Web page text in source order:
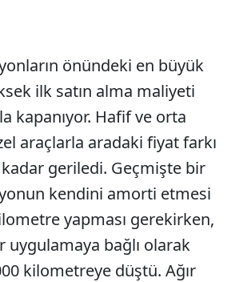
önündeki en büyük
ilk satın alma maliyeti
kapanıyor. Hafif ve orta
araçlarla aradaki fiyat farkı
kadar geriledi. Geçmişte bir
kendini amorti etmesi
yapması gerekirken,
uygulamaya bağlı olarak
kilometreye düştü. Ağır